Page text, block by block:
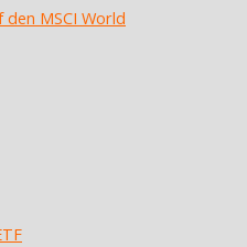
den MSCI World